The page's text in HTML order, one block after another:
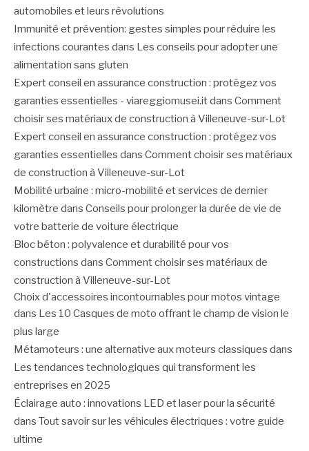
automobiles et leurs révolutions
Immunité et prévention: gestes simples pour réduire les
infections courantes dans Les conseils pour adopter une
alimentation sans gluten
Expert conseil en assurance construction : protégez vos
garanties essentielles - viareggiomusei.itdans Comment
choisir ses matériaux de construction à Villeneuve-sur-Lot
Expert conseil en assurance construction : protégez vos
garanties essentielles dans Comment choisir ses matériaux
de construction à Villeneuve-sur-Lot
Mobilité urbaine : micro-mobilité et services de dernier
kilomètre dans Conseils pour prolonger la durée de vie de
votre batterie de voiture électrique
Bloc béton : polyvalence et durabilité pour vos
constructions dans Comment choisir ses matériaux de
construction à Villeneuve-sur-Lot
Choix d'accessoires incontournables pour motos vintage
dans Les 10 Casques de moto offrant le champ de vision le
plus large
Métamoteurs : une alternative aux moteurs classiques dans
Les tendances technologiques qui transforment les
entreprises en 2025
Éclairage auto : innovations LED et laser pour la sécurité
dans Tout savoir sur les véhicules électriques : votre guide
ultime